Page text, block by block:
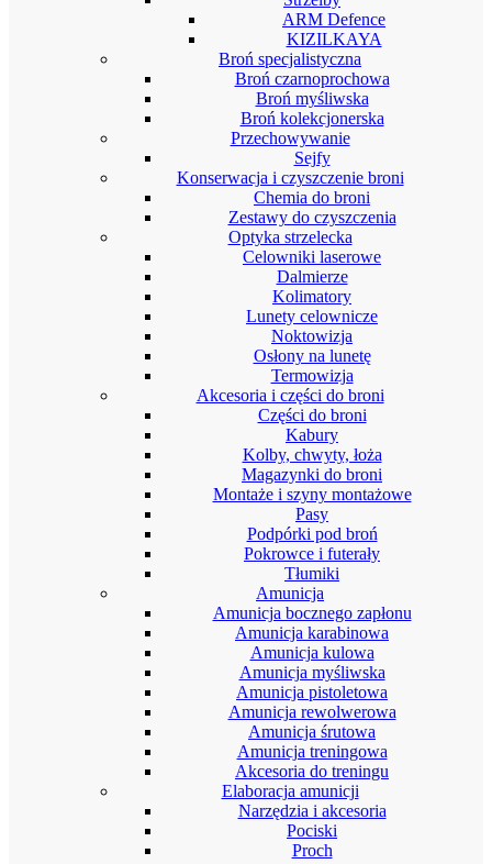
ARM Defence
KIZILKAYA
Broń specjalistyczna
Broń czarnoprochowa
Broń myśliwska
Broń kolekcjonerska
Przechowywanie
Sejfy
Konserwacja i czyszczenie broni
Chemia do broni
Zestawy do czyszczenia
Optyka strzelecka
Celowniki laserowe
Dalmierze
Kolimatory
Lunety celownicze
Noktowizja
Osłony na lunetę
Termowizja
Akcesoria i części do broni
Części do broni
Kabury
Kolby, chwyty, łoża
Magazynki do broni
Montaże i szyny montażowe
Pasy
Podpórki pod broń
Pokrowce i futerały
Tłumiki
Amunicja
Amunicja bocznego zapłonu
Amunicja karabinowa
Amunicja kulowa
Amunicja myśliwska
Amunicja pistoletowa
Amunicja rewolwerowa
Amunicja śrutowa
Amunicja treningowa
Akcesoria do treningu
Elaboracja amunicji
Narzędzia i akcesoria
Pociski
Proch